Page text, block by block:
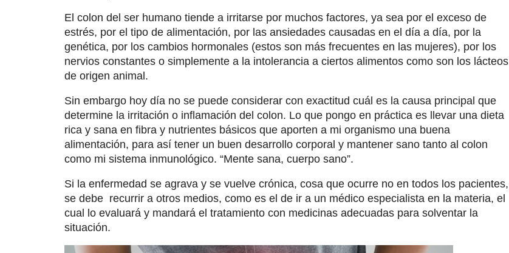
El colon del ser humano tiende a irritarse por muchos factores, ya sea por el exceso de
estrés, por el tipo de alimentación, por las ansiedades causadas en el día a día, por la
genética, por los cambios hormonales (estos son más frecuentes en las mujeres), por los
nervios constantes o simplemente a la intolerancia a ciertos alimentos como son los lácteos
de origen animal.
Sin embargo hoy día no se puede considerar con exactitud cuál es la causa principal que
determine la irritación o inflamación del colon. Lo que pongo en práctica es llevar una dieta
rica y sana en fibra y nutrientes básicos que aporten a mi organismo una buena
alimentación, para así tener un buen desarrollo corporal y mantener sano tanto al colon
como mi sistema inmunológico. “Mente sana, cuerpo sano”.
Si la enfermedad se agrava y se vuelve crónica, cosa que ocurre no en todos los pacientes,
se debe recurrir a otros medios, como es el de ir a un médico especialista en la materia, el
cual lo evaluará y mandará el tratamiento con medicinas adecuadas para solventar la
situación.